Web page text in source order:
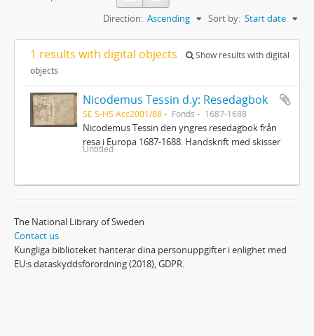
Sort by: Start date
Direction: Ascending
1 results with digital objects
Show results with digital
objects
Nicodemus Tessin d.y: Resedagbok
SE S-HS Acc2001/88 Fonds 1687-1688
Nicodemus Tessin den yngres resedagbok från
resa i Europa 1687-1688. Handskrift med skisser
Untitled
The National Library of Sweden
Contact us
Kungliga biblioteket hanterar dina personuppgifter i enlighet med
EU:s dataskyddsförordning (2018), GDPR.